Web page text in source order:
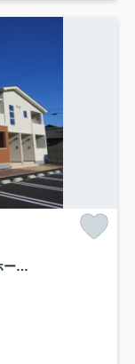
さくら１ 刈谷市近郊の賃貸はクラスホーム刈谷店